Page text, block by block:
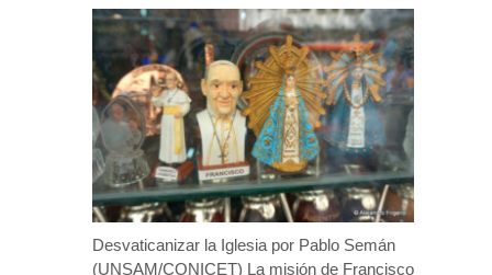
Desvaticanizar la Iglesia por Pablo Semán
(UNSAM/CONICET) La misión de Francisco